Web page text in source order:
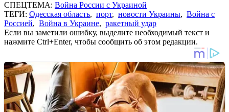
СПЕЦТЕМА: Война России с Украиной
ТЕГИ: Одесская область, порт, новости Украины, Война с
Россией, Война в Украине, ракетный удар
Если вы заметили ошибку, выделите необходимый текст и
нажмите Ctrl+Enter, чтобы сообщить об этом редакции.